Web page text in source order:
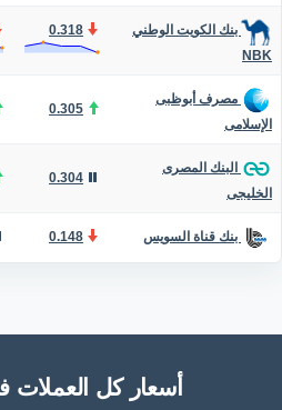
بنك الكويت الوطني
NBK
0.318
مصرف أبوظبى
الإسلامى
0.305
البنك المصرى
الخليجى
0.304
بنك قناة السويس 0.148
أسعار كل العملات